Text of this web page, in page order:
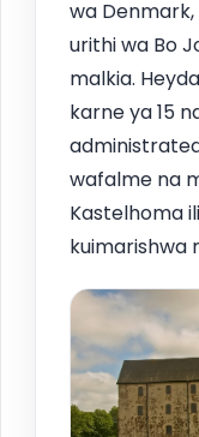
wa
urithi wa Bo
malkia.
karne ya 15
wafalme na
Kastelhoma
kuimarishwa